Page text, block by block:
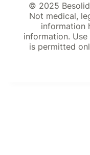
© 2025
Not medical,
information
information.
is permitted